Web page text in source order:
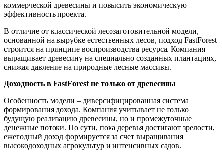
коммерческой древесины и повысить экономическую
эффективность проекта.
В отличие от классической лесозаготовительной модели,
основанной на вырубке естественных лесов, подход FastForest
строится на принципе воспроизводства ресурса. Компания
выращивает древесину на специально созданных плантациях,
снижая давление на природные лесные массивы.
Доходность в FastForest не только от древесины
Особенность модели – диверсифицированная система
формирования дохода. Компания учитывает не только
будущую реализацию древесины, но и промежуточные
денежные потоки. По сути, пока деревья достигают зрелости,
ежегодный доход формируется за счет выращивания
высокодоходных агрокультур и интенсивных садов.